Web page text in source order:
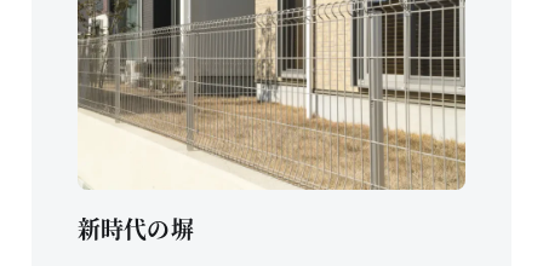
新時代の塀